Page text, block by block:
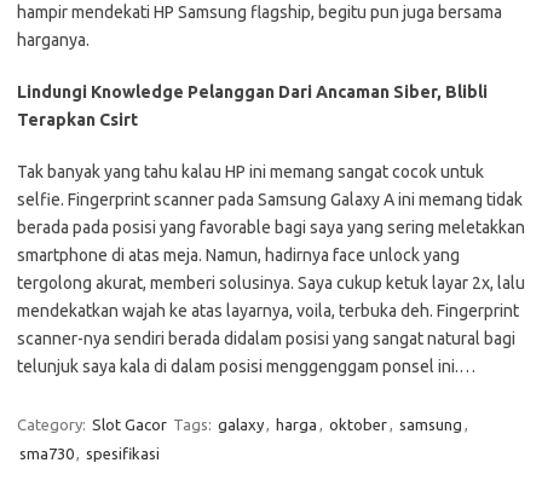
hampir mendekati HP Samsung flagship, begitu pun juga bersama
harganya.
Lindungi Knowledge Pelanggan Dari Ancaman Siber, Blibli
Terapkan Csirt
Tak banyak yang tahu kalau HP ini memang sangat cocok untuk
selfie. Fingerprint scanner pada Samsung Galaxy A ini memang tidak
berada pada posisi yang favorable bagi saya yang sering meletakkan
smartphone di atas meja. Namun, hadirnya face unlock yang
tergolong akurat, memberi solusinya. Saya cukup ketuk layar 2x, lalu
mendekatkan wajah ke atas layarnya, voila, terbuka deh. Fingerprint
scanner-nya sendiri berada didalam posisi yang sangat natural bagi
telunjuk saya kala di dalam posisi menggenggam ponsel ini.…
Category: Slot Gacor Tags: galaxy harga oktober samsung
sma730
spesifikasi